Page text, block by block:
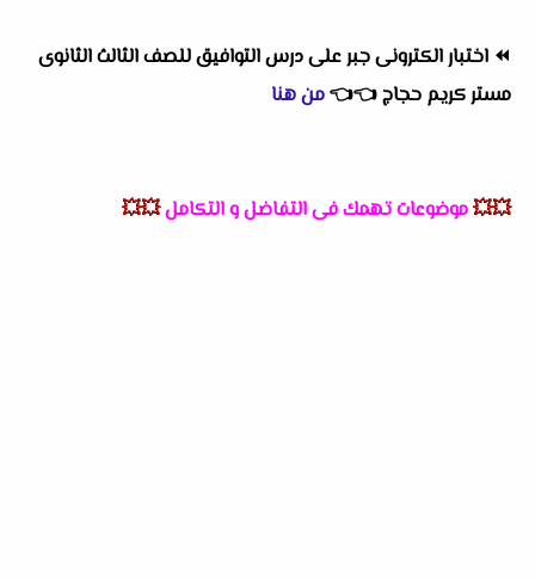
⏪ اختبار الكترونى جبر على درس التوافيق للصف الثالث الثانوى
مستر كريم حجاج👈
👈من هنا
💥💥موضوعات تهمك فى التفاضل و التكامل💥💥